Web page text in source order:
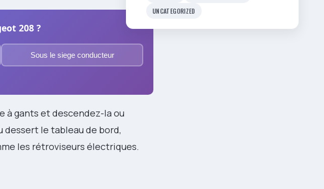
208 ?
Sous le siege conducteur
à gants et descendez-la ou
dessert le tableau de bord,
les rétroviseurs électriques.
UNCATEGORIZED